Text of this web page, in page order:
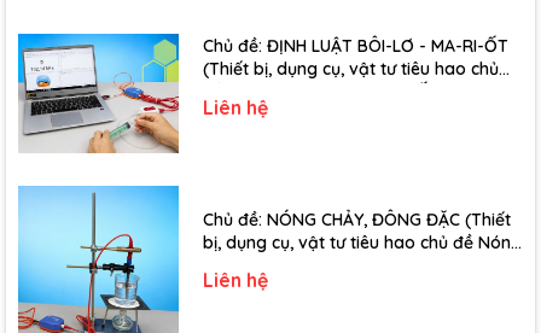
Chủ đề: ĐỊNH LUẬT BÔI-LƠ - MA-RI-ỐT
(Thiết bị, dụng cụ, vật tư tiêu hao chủ
Liên hệ
Chủ đề: NÓNG CHẢY, ĐÔNG ĐẶC (Thiết
bị, dụng cụ, vật tư tiêu hao chủ đề Nóng
Liên hệ